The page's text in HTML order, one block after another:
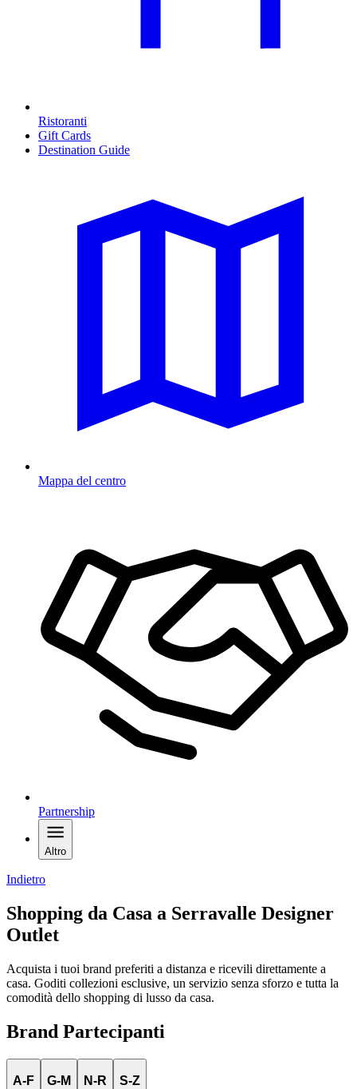
Ristoranti
Gift Cards
Destination Guide
Mappa del centro
Partnership
Altro
Indietro
Shopping da Casa a Serravalle Designer
Outlet
Acquista i tuoi brand preferiti a distanza e ricevili direttamente a
casa. Goditi collezioni esclusive, un servizio senza sforzo e tutta la
comodità dello shopping di lusso da casa.
Brand Partecipanti
A-F G-M N-R S-Z